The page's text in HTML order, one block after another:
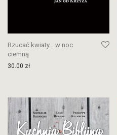
Rzucać kwiaty… w noc
ciemną
30.00 zł